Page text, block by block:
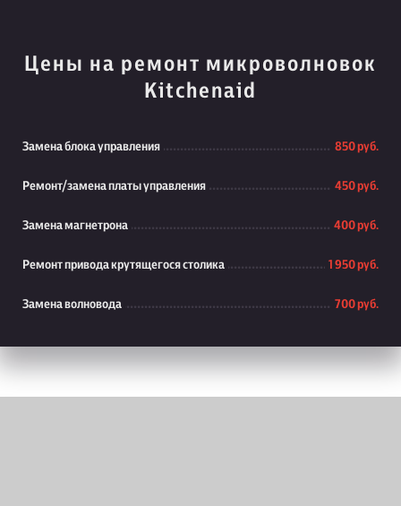
Цены на ремонт микроволновок
Kitchenaid
Замена блока управления 850 руб.
Ремонт/замена платы управления 450 руб.
Замена магнетрона 400 руб.
Ремонт привода крутящегося столика 1 950 руб.
Замена волновода 700 руб.